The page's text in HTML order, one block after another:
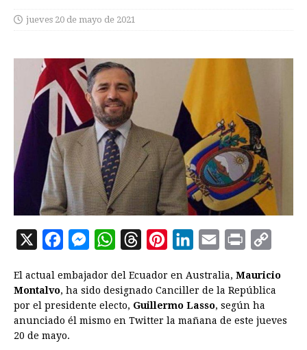
jueves 20 de mayo de 2021
X
c
e
b
o
M
s
s
e
W
a
t
s
r
e
a
n
t
e
n
k
e
a
i
l
i
n
t
p
L
El actual embajador del Ecuador en Australia, Mauricio
Montalvo, ha sido designado Canciller de la República
por el presidente electo, Guillermo Lasso, según ha
anunciado él mismo en Twitter la mañana de este jueves
20 de mayo.